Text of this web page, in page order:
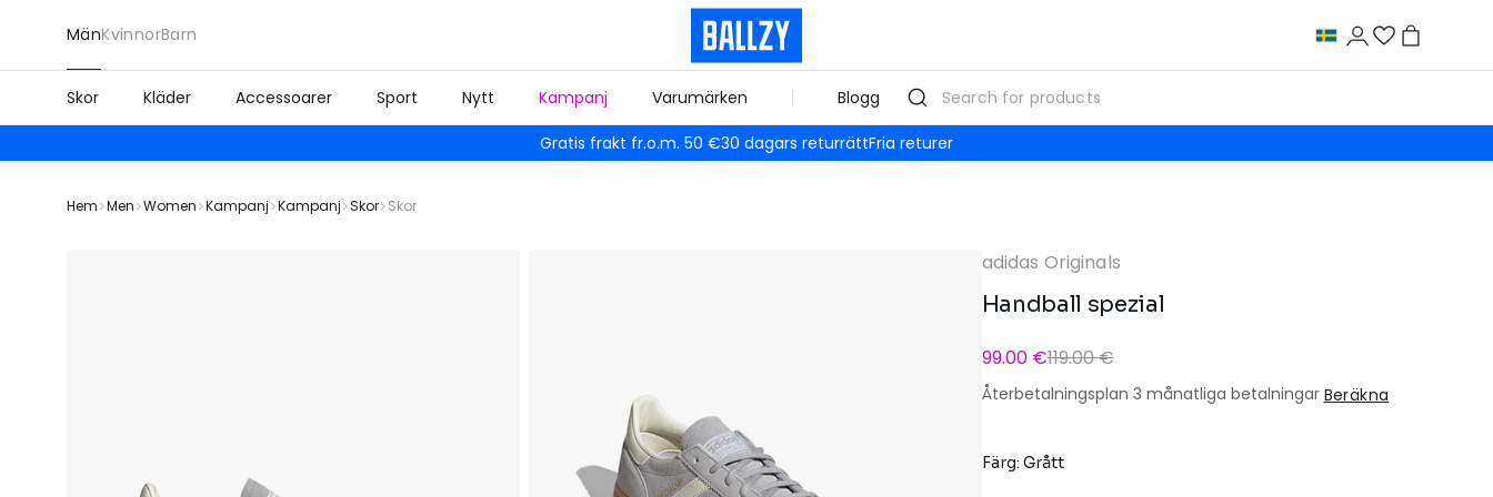
MänKvinnorBarn
Skor Kläder Accessoarer Sport Nytt Kampanj Varumärken Blogg
Gratis frakt fr.o.m. 50 €30 dagars returrättFria returer
Hem Men Women Kampanj Kampanj Skor Skor
adidas Originals
Handball spezial
99.00 €119.00 €
Återbetalningsplan 3 månatliga betalningar Beräkna
Färg: Grått